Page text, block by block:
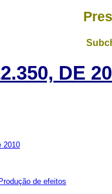
DE
2010
Produção de efeitos